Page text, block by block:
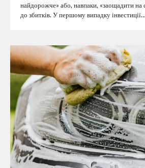
найдорожче» або, навпаки, «заощадити на
до збитків. У першому випадку інвестиції…